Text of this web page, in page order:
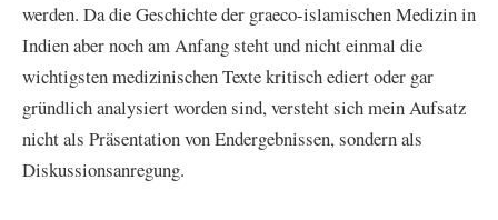
werden. Da die Geschichte der graeco-islamischen Medizin in
Indien aber noch am Anfang steht und nicht einmal die
wichtigsten medizinischen Texte kritisch ediert oder gar
gründlich analysiert worden sind, versteht sich mein Aufsatz
nicht als Präsentation von Endergebnissen, sondern als
Diskussionsanregung.